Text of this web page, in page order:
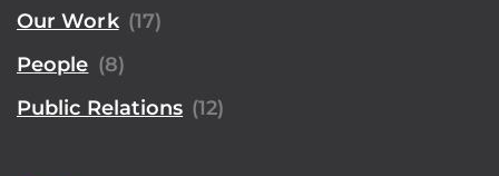
Our Work (17)
People (8)
Public Relations (12)